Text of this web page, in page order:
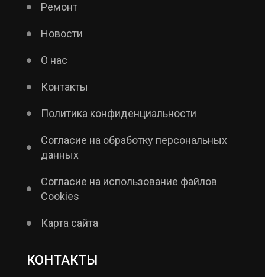
Ремонт
Новости
О нас
Контакты
Политика конфиденциальности
Согласие на обработку персональных
данных
Согласие на использование файлов
Cookies
Карта сайта
КОНТАКТЫ